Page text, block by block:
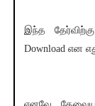
இந்த
Download என